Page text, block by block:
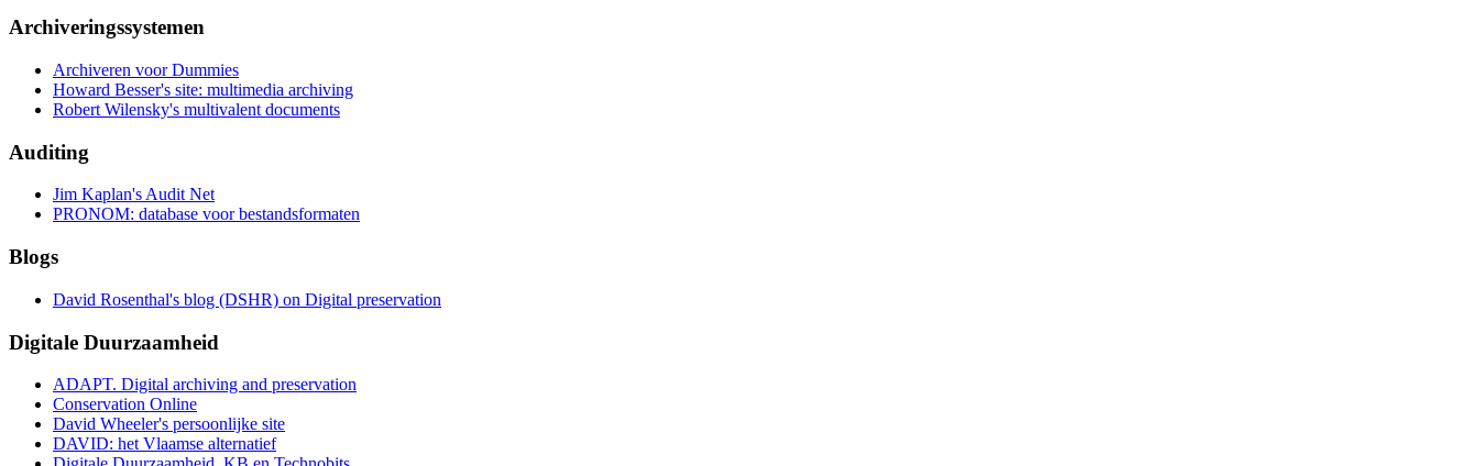
Archiveringssystemen
Archiveren voor Dummies
Howard Besser's site: multimedia archiving
Robert Wilensky's multivalent documents
Auditing
Jim Kaplan's Audit Net
PRONOM: database voor bestandsformaten
Blogs
David Rosenthal's blog (DSHR) on Digital preservation
Digitale Duurzaamheid
ADAPT. Digital archiving and preservation
Conservation Online
David Wheeler's persoonlijke site
DAVID: het Vlaamse alternatief